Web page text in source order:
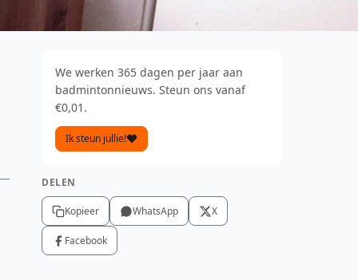
We werken 365 dagen per jaar aan
badmintonnieuws. Steun ons vanaf
€0,01.
Ik steun jullie!
DELEN
Kopieer WhatsApp X
Facebook